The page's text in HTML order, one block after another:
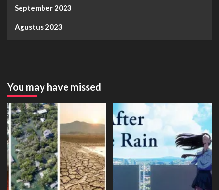
September 2023
Agustus 2023
You may have missed